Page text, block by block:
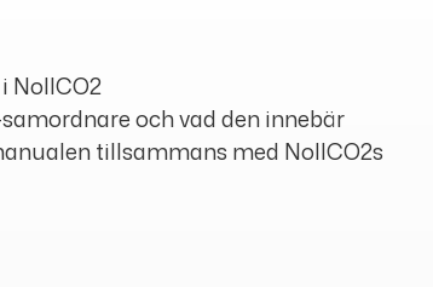
NollCO2
och vad den innebär
tillsammans med NollCO2s